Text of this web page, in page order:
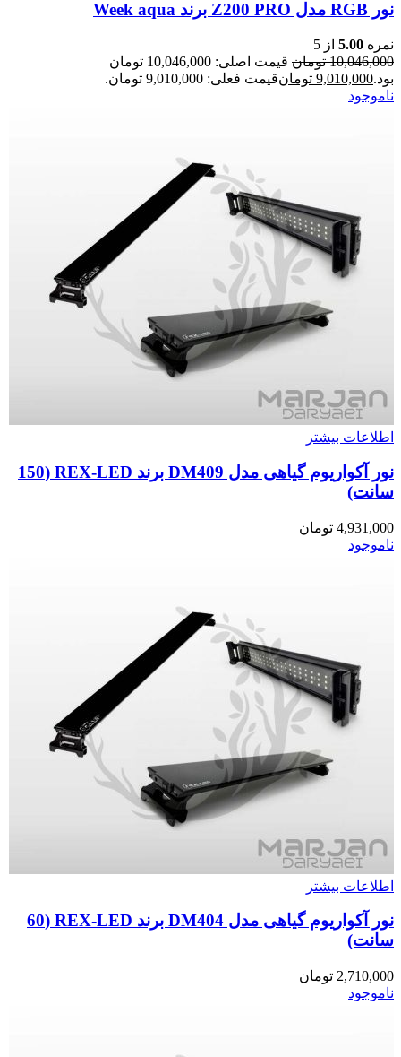
نور RGB مدل Z200 PRO برند Week aqua
نمره 5.00 از 5
10,046,000 تومان
قیمت اصلی: 10,046,000 تومان
بود.9,010,000 تومانقیمت فعلی: 9,010,000 تومان.
ناموجود
اطلاعات بیشتر
نور آکواریوم گیاهی مدل DM409 برند REX-LED (150
سانت)
4,931,000 تومان
ناموجود
اطلاعات بیشتر
نور آکواریوم گیاهی مدل DM404 برند REX-LED (60
سانت)
2,710,000 تومان
ناموجود